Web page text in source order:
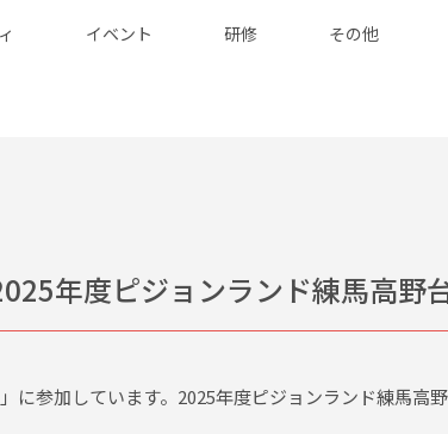
イベント 研修 その他
年度ピジョンランド練馬高野
参加しています。2025年度ピジョンランド練馬高